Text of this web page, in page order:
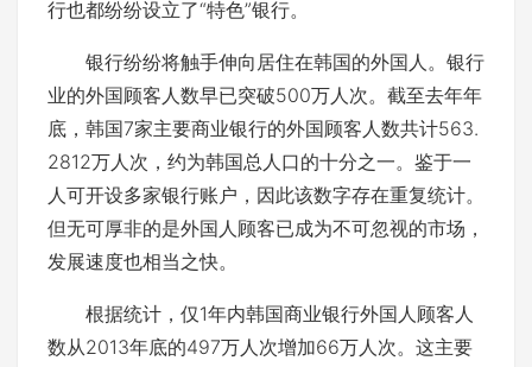
行也都纷纷设立了“特色”银行。
银行纷纷将触手伸向居住在韩国的外国人。银行
业的外国顾客人数早已突破500万人次。截至去年年
底，韩国7家主要商业银行的外国顾客人数共计563.
2812万人次，约为韩国总人口的十分之一。鉴于一
人可开设多家银行账户，因此该数字存在重复统计。
但无可厚非的是外国人顾客已成为不可忽视的市场，
发展速度也相当之快。
根据统计，仅1年内韩国商业银行外国人顾客人
数从2013年底的497万人次增加66万人次。这主要